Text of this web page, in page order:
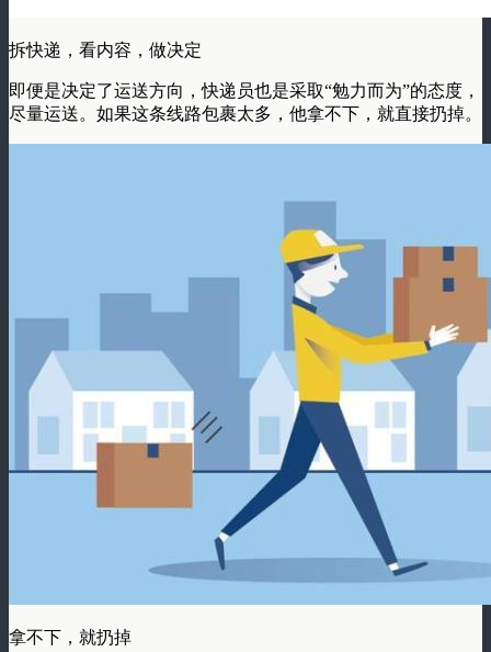
拆快递，看内容，做决定
即便是决定了运送方向，快递员也是采取“勉力而为”的态度，
尽量运送。如果这条线路包裹太多，他拿不下，就直接扔掉。
拿不下，就扔掉